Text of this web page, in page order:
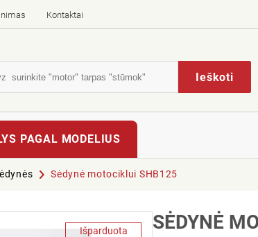
Kontaktai
Ieškoti
PAGAL MODELIUS
Sėdynė motociklui SHB125
Išparduota SĖDYNĖ